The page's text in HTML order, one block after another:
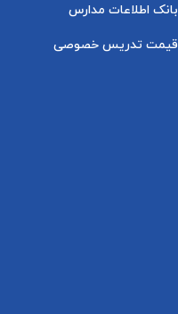
بانک اطلاعات مدارس
قیمت تدریس خصوصی